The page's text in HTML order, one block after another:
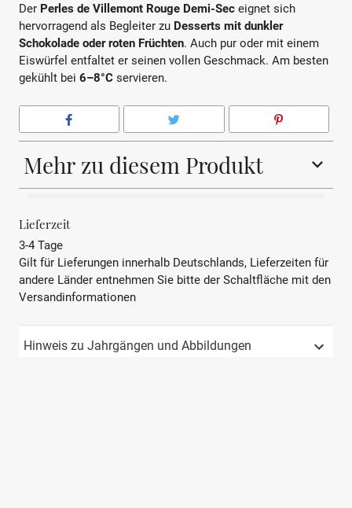
Der Perles de Villemont Rouge Demi-Sec eignet sich
hervorragend als Begleiter zu Desserts mit dunkler
Schokolade oder roten Früchten. Auch pur oder mit einem
Eiswürfel entfaltet er seinen vollen Geschmack. Am besten
gekühlt bei 6–8°C servieren.
Mehr zu diesem Produkt
REBSORTE
JAHRGANG Not Available
PRÄDIKAT AOP
Lieferzeit
3-4 Tage
Gilt für Lieferungen innerhalb Deutschlands, Lieferzeiten für
andere Länder entnehmen Sie bitte der Schaltfläche mit den
Versandinformationen
Hinweis zu Jahrgängen und Abbildungen